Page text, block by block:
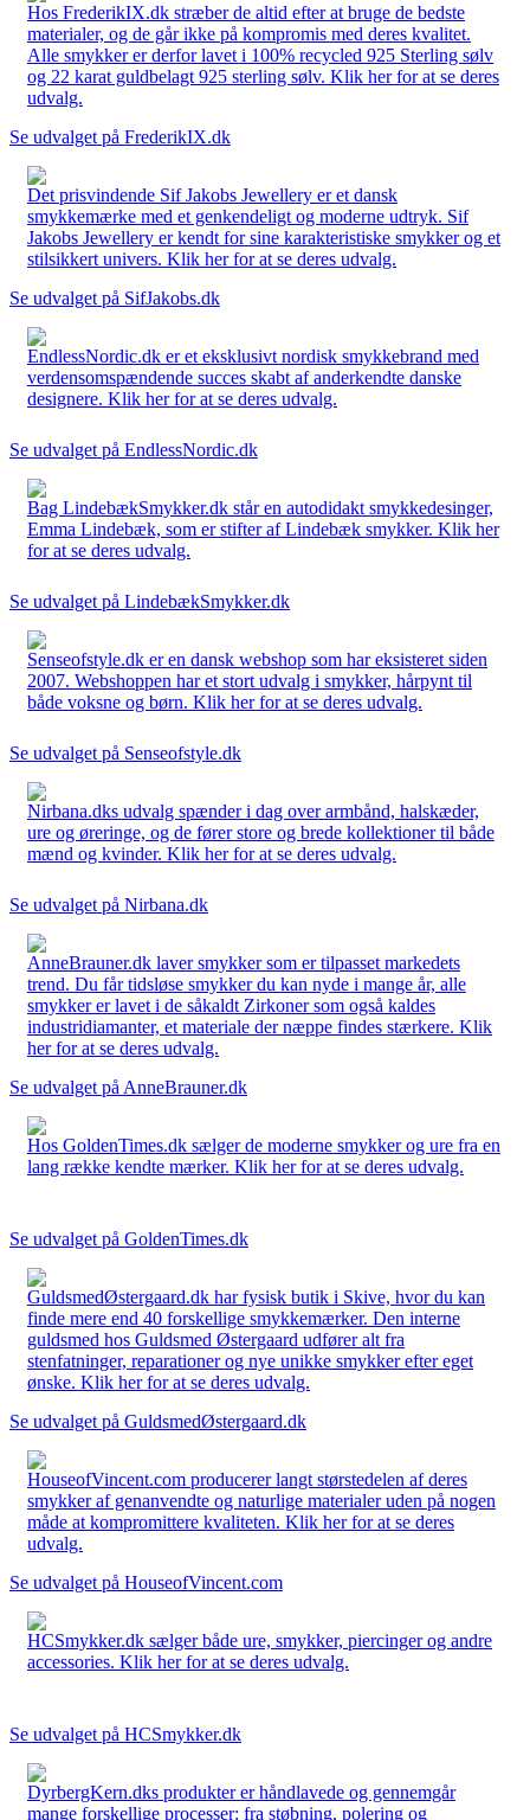
Hos FrederikIX.dk stræber de altid efter at bruge de bedste
materialer, og de går ikke på kompromis med deres kvalitet.
Alle smykker er derfor lavet i 100% recycled 925 Sterling sølv
og 22 karat guldbelagt 925 sterling sølv. Klik her for at se deres
udvalg.
Se udvalget på FrederikIX.dk
Det prisvindende Sif Jakobs Jewellery er et dansk
smykkemærke med et genkendeligt og moderne udtryk. Sif
Jakobs Jewellery er kendt for sine karakteristiske smykker og et
stilsikkert univers. Klik her for at se deres udvalg.
Se udvalget på SifJakobs.dk
EndlessNordic.dk er et eksklusivt nordisk smykkebrand med
verdensomspændende succes skabt af anderkendte danske
designere. Klik her for at se deres udvalg.
Se udvalget på EndlessNordic.dk
Bag LindebækSmykker.dk står en autodidakt smykkedesinger,
Emma Lindebæk, som er stifter af Lindebæk smykker. Klik her
for at se deres udvalg.
Se udvalget på LindebækSmykker.dk
Senseofstyle.dk er en dansk webshop som har eksisteret siden
2007. Webshoppen har et stort udvalg i smykker, hårpynt til
både voksne og børn. Klik her for at se deres udvalg.
Se udvalget på Senseofstyle.dk
Nirbana.dks udvalg spænder i dag over armbånd, halskæder,
ure og øreringe, og de fører store og brede kollektioner til både
mænd og kvinder. Klik her for at se deres udvalg.
Se udvalget på Nirbana.dk
AnneBrauner.dk laver smykker som er tilpasset markedets
trend. Du får tidsløse smykker du kan nyde i mange år, alle
smykker er lavet i de såkaldt Zirkoner som også kaldes
industridiamanter, et materiale der næppe findes stærkere. Klik
her for at se deres udvalg.
Se udvalget på AnneBrauner.dk
Hos GoldenTimes.dk sælger de moderne smykker og ure fra en
lang række kendte mærker. Klik her for at se deres udvalg.
Se udvalget på GoldenTimes.dk
GuldsmedØstergaard.dk har fysisk butik i Skive, hvor du kan
finde mere end 40 forskellige smykkemærker. Den interne
guldsmed hos Guldsmed Østergaard udfører alt fra
stenfatninger, reparationer og nye unikke smykker efter eget
ønske. Klik her for at se deres udvalg.
Se udvalget på GuldsmedØstergaard.dk
HouseofVincent.com producerer langt størstedelen af deres
smykker af genanvendte og naturlige materialer uden på nogen
måde at kompromittere kvaliteten. Klik her for at se deres
udvalg.
Se udvalget på HouseofVincent.com
HCSmykker.dk sælger både ure, smykker, piercinger og andre
accessories. Klik her for at se deres udvalg.
Se udvalget på HCSmykker.dk
DyrbergKern.dks produkter er håndlavede og gennemgår
mange forskellige processer: fra støbning, polering og